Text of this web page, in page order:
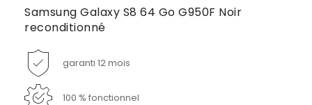
Samsung Galaxy S8 64 Go G950F Noir
reconditionné
garanti 12 mois
100 % fonctionnel